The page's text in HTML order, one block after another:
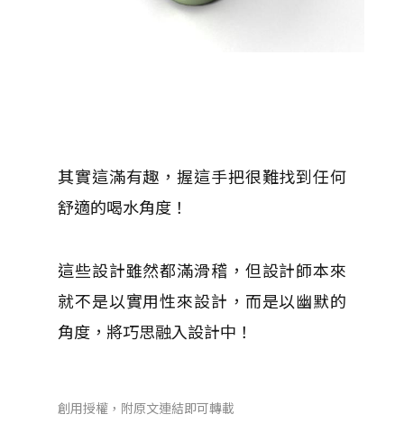
其實這滿有趣，握這手把很難找到任何
舒適的喝水角度！
這些設計雖然都滿滑稽，但設計師本來
就不是以實用性來設計，而是以幽默的
角度，將巧思融入設計中！
創用授權，附原文連結即可轉載